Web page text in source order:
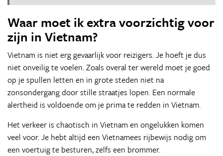
Waar moet ik extra voorzichtig voor
zijn in Vietnam?
Vietnam is niet erg gevaarlijk voor reizigers. Je hoeft je dus
niet onveilig te voelen. Zoals overal ter wereld moet je goed
op je spullen letten en in grote steden niet na
zonsondergang door stille straatjes lopen. Een normale
alertheid is voldoende om je prima te redden in Vietnam.
Het verkeer is chaotisch in Vietnam en ongelukken komen
veel voor. Je hebt altijd een Vietnamees rijbewijs nodig om
een voertuig te besturen, zelfs een brommer.